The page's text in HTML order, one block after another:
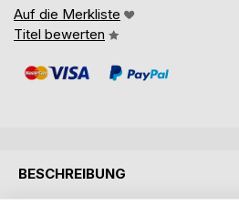
Auf die Merkliste
Titel bewerten
BESCHREIBUNG